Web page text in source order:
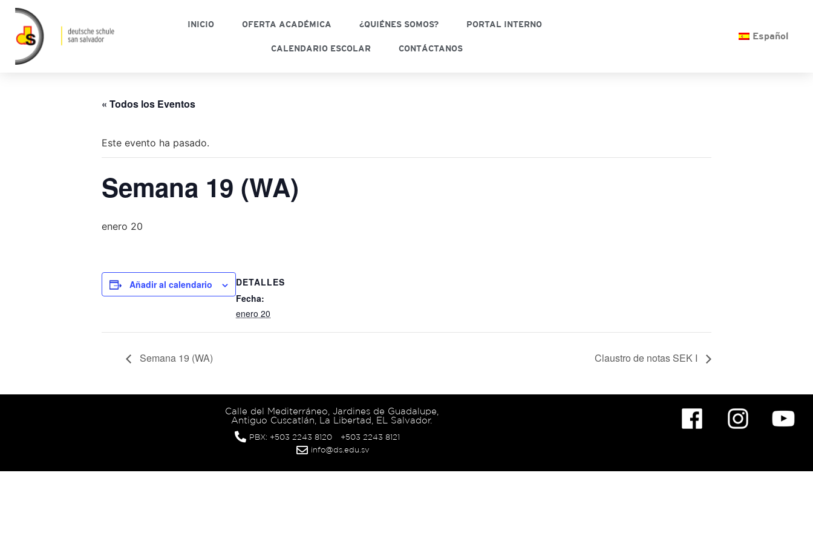
INICIO OFERTA ACADÉMICA ¿QUIÉNES SOMOS? PORTAL INTERNO
CALENDARIO ESCOLAR CONTÁCTANOS
Español
« Todos los Eventos
Este evento ha pasado.
Semana 19 (WA)
enero 20
Añadir al calendario
DETALLES
Fecha:
enero 20
Semana 19 (WA) Claustro de notas SEK I
Calle del Mediterráneo, Jardines de Guadalupe,
Antiguo Cuscatlán, La Libertad, EL Salvador.
PBX: +503 2243 8120
+503 2243 8121
info@ds.edu.sv